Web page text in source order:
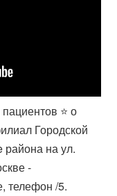
⭐️ о
Городской
на ул.
-
телефон /5.